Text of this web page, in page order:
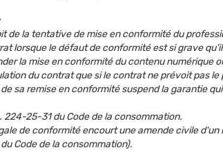
de la tentative de mise en conformité du
lorsque le défaut de conformité est si grave
la mise en conformité du contenu numérique
du contrat que si le contrat ne prévoit pas le
sa remise en conformité suspend la garantie
25-31 du Code de la consommation.
de conformité encourt une amende civile
Code de la consommation).